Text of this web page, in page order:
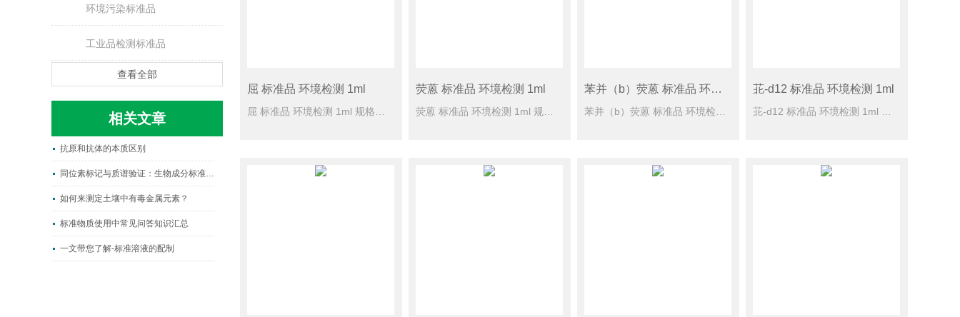
环境污染标准品
工业品检测标准品
查看全部
相关文章
抗原和抗体的本质区别
同位素标记与质谱验证：生物成分标准物质制备技术的突破与展望
如何来测定土壤中有毒金属元素？
标准物质使用中常见问答知识汇总
一文带您了解-标准溶液的配制
屈 标准品 环境检测 1ml
屈 标准品 环境检测 1ml 规格型号： 100mg/L于乙腈，1 ml CAS号： [218-01-9] 单位： 瓶 储蓄条件： -10℃
荧蒽 标准品 环境检测 1ml
荧蒽 标准品 环境检测 1ml 规格型号： 100mg/L于乙腈，1 ml CAS号： [206-44-0] 单位： 瓶 储蓄条件： -10℃
苯并（b）荧蒽 标准品 环境检测 1ml
苯并（b）荧蒽 标准品 环境检测 1ml 规格型号： 100mg/L于乙腈，1 ml CAS号： [205-99-2] 单位： 瓶 储蓄条件： ≤6℃保存
苝-d12 标准品 环境检测 1ml
苝-d12 标准品 环境检测 1ml 规格型号： 2000mg/L于二氯甲烷，1 ml CAS号： [1520-96-3] 单位： 瓶 储蓄条件： -10度